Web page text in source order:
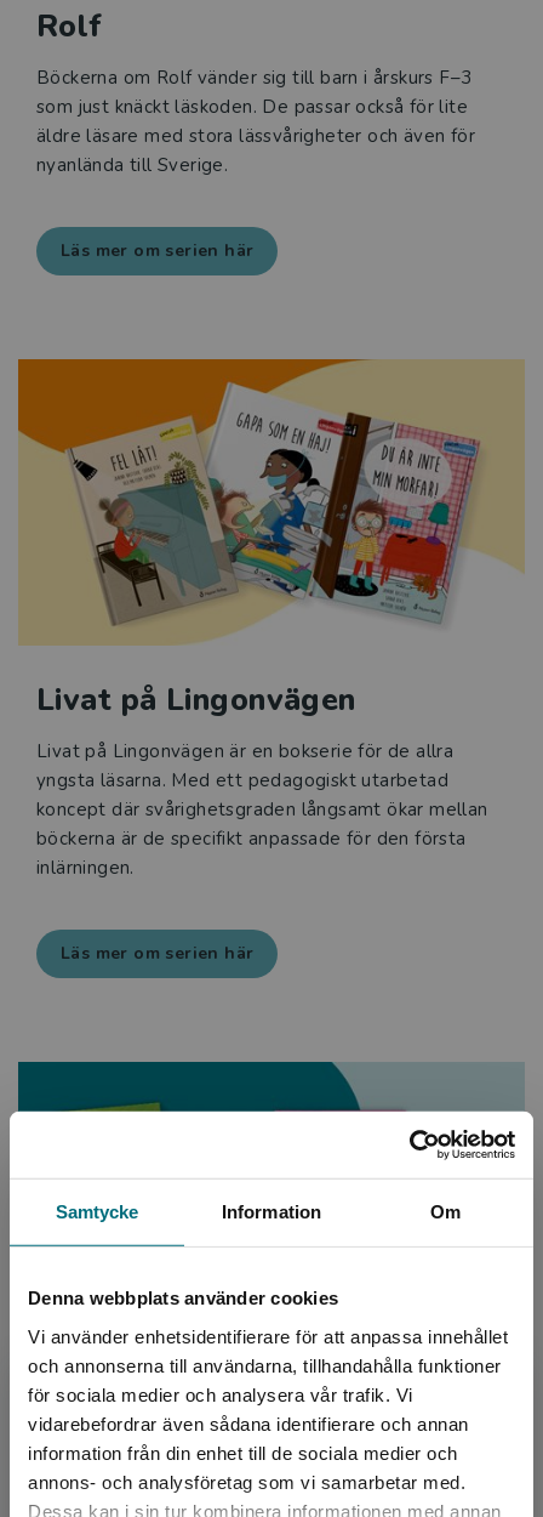
Samtycke Information Om
Denna webbplats använder cookies
Vi använder enhetsidentifierare för att anpassa innehållet
och annonserna till användarna, tillhandahålla funktioner
för sociala medier och analysera vår trafik. Vi
vidarebefordrar även sådana identifierare och annan
information från din enhet till de sociala medier och
annons- och analysföretag som vi samarbetar med.
Dessa kan i sin tur kombinera informationen med annan
Begränsad fraktregion
Rolf
Böckerna om Rolf vänder sig till barn i årskurs F–3
som just knäckt läskoden. De passar också för lite
äldre läsare med stora lässvårigheter och även för
nyanlända till Sverige.
Läs mer om serien här
Livat på Lingonvägen
Livat på Lingonvägen är en bokserie för de allra
yngsta läsarna. Med ett pedagogiskt utarbetad
koncept där svårighetsgraden långsamt ökar mellan
böckerna är de specifikt anpassade för den första
inlärningen.
Läs mer om serien här
MiniMotor
Extra lätta faktaböcker framtagna för de allra yngsta
läsarna som gillar fordon. Med lite text och mycket
bilder uppmuntrar böckerna till läsning. Böckerna har